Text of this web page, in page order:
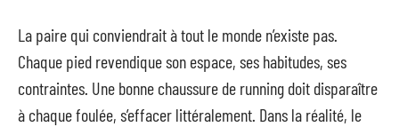
La paire qui conviendrait à tout le monde n’existe pas.
Chaque pied revendique son espace, ses habitudes, ses
contraintes. Une bonne chaussure de running doit disparaître
à chaque foulée, s’effacer littéralement. Dans la réalité, le